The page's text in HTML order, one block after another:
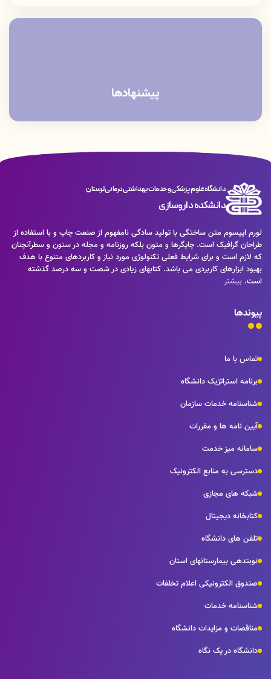
آدرس IP نیز 192.168.32.20 می باشد
پیشنهادها
دانشگاه علوم پزشکی و خدمات بهداشتی درمانی لرستان
دانشکده داروسازی
لورم ایپسوم متن ساختگی با تولید سادگی نامفهوم از صنعت چاپ و با استفاده از
طراحان گرافیک است. چاپگرها و متون بلکه روزنامه و مجله در ستون و سطرآنچنان
که لازم است و برای شرایط فعلی تکنولوژی مورد نیاز و کاربردهای متنوع با هدف
بهبود ابزارهای کاربردی می باشد. کتابهای زیادی در شصت و سه درصد گذشته
است. بیشتر
پیوندها
تماس با ما
برنامه استراتژیک دانشگاه
شناسنامه خدمات سازمان
آیین نامه ها و مقررات
سامانه میز خدمت
دسترسی به منابع الکترونیک
شبکه های مجازی
کتابخانه دیجیتال
تلفن های دانشگاه
نوبتدهی بیمارستانهای استان
صندوق الکترونیکی اعلام تخلفات
شناسنامه خدمات
مناقصات و مزایدات دانشگاه
دانشگاه در یک نگاه